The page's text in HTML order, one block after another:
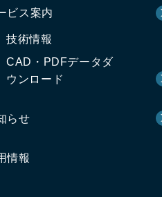
ビス案内
技術情報
CAD・PDFデータダ
ウンロード
らせ
情報